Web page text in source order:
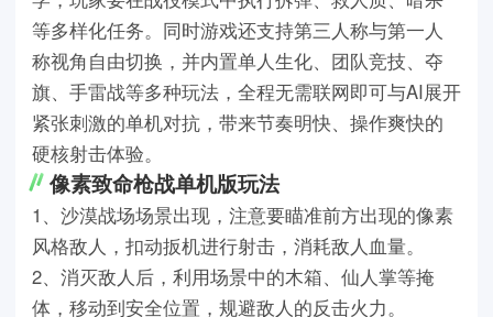
等多样化任务。同时游戏还支持第三人称与第一人
称视角自由切换，并内置单人生化、团队竞技、夺
旗、手雷战等多种玩法，全程无需联网即可与AI展开
紧张刺激的单机对抗，带来节奏明快、操作爽快的
硬核射击体验。
像素致命枪战单机版玩法
1、沙漠战场场景出现，注意要瞄准前方出现的像素
风格敌人，扣动扳机进行射击，消耗敌人血量。
2、消灭敌人后，利用场景中的木箱、仙人掌等掩
体，移动到安全位置，规避敌人的反击火力。